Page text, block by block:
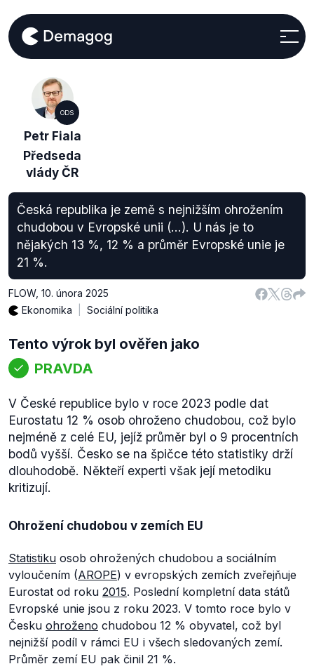
ODS
Petr Fiala
Předseda
vlády ČR
Česká republika je země s nejnižším ohrožením
chudobou v Evropské unii (…). U nás je to
nějakých 13 %, 12 % a průměr Evropské unie je
21 %.
FLOW, 10. února 2025
Ekonomika
Sociální politika
Tento výrok byl ověřen jako
PRAVDA
V České republice bylo v roce 2023 podle dat
Eurostatu 12 % osob ohroženo chudobou, což bylo
nejméně z celé EU, jejíž průměr byl o 9 procentních
bodů vyšší. Česko se na špičce této statistiky drží
dlouhodobě. Někteří experti však její metodiku
kritizují.
Ohrožení chudobou v zemích EU
Statistiku osob ohrožených chudobou a sociálním
vyloučením (AROPE) v evropských zemích zveřejňuje
Eurostat od roku 2015. Poslední kompletní data států
Evropské unie jsou z roku 2023. V tomto roce bylo v
Česku ohroženo chudobou 12 % obyvatel, což byl
nejnižší podíl v rámci EU i všech sledovaných zemí.
Průměr zemí EU pak činil 21 %.